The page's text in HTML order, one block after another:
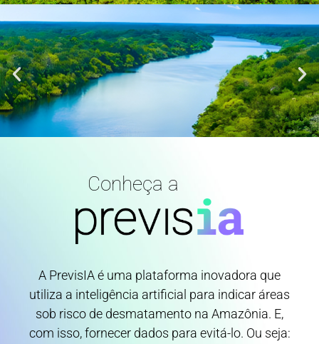
Conheça a
A PrevisIA é uma plataforma inovadora que
utiliza a inteligência artificial para indicar áreas
sob risco de desmatamento na Amazônia. E,
com isso, fornecer dados para evitá-lo. Ou seja: